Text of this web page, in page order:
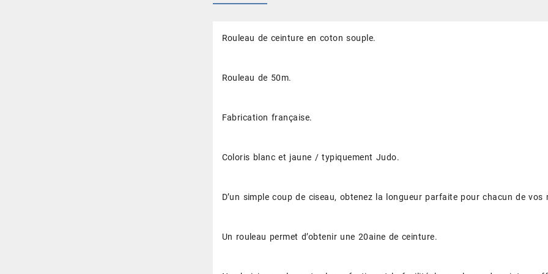
Rouleau de ceinture en coton souple.
Rouleau de 50m.
Fabrication française.
Coloris blanc et jaune / typiquement Judo.
D’un simple coup de ciseau, obtenez la longueur parfaite pour chacun de vos
Un rouleau permet d’obtenir une 20aine de ceinture.